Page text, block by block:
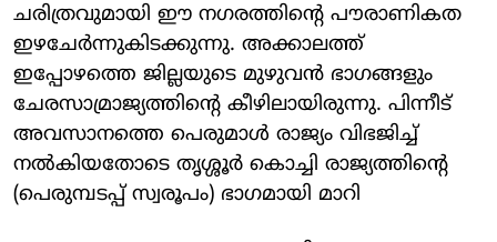
ചരിത്രവുമായി ഈ നഗരത്തിന്റെ പൗരാണികത
ഇഴചേർന്നുകിടക്കുന്നു. അക്കാലത്ത്
ഇപ്പോഴത്തെ ജില്ലയുടെ മുഴുവൻ ഭാഗങ്ങളും
ചേരസാമ്രാജ്യത്തിന്റെ കീഴിലായിരുന്നു. പിന്നീട്
അവസാനത്തെ പെരുമാൾ രാജ്യം വിഭജിച്ച്
നൽകിയതോടെ തൃശ്ശൂർ കൊച്ചി രാജ്യത്തിന്റെ
(പെരുമ്പടപ്പ് സ്വരൂപം) ഭാഗമായി മാറി